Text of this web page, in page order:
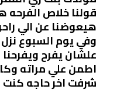
قولنا خلاص الفرحه
هيعوضنا عن الي
وفي يوم السبوع
علشان يفرح
اطمن علي مراته
شرفت اخر حاجه كنت